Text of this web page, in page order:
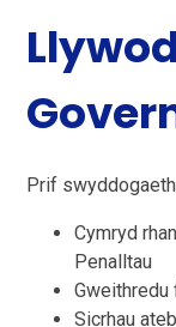
Prif
Cymryd
Penalltau
Sicrhau